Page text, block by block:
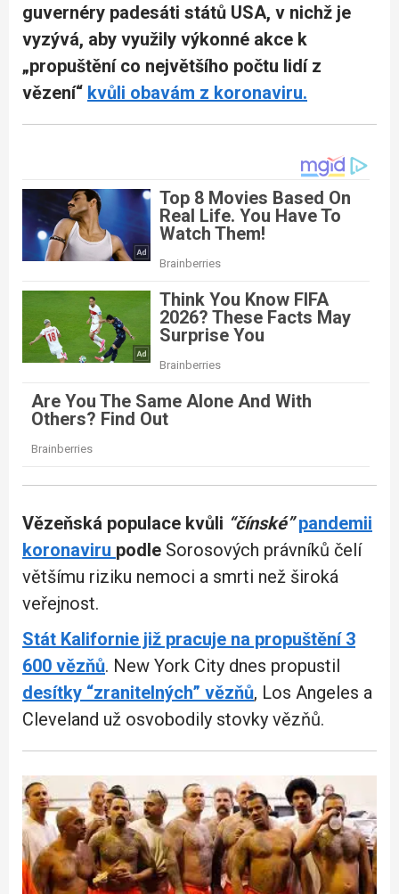
guvernéry padesáti států USA, v nichž je
vyzývá, aby využily výkonné akce k
„propuštění co největšího počtu lidí z
vězení“ kvůli obavám z koronaviru.
Vězeňská populace kvůli “čínské” pandemii
koronaviru podle Sorosových právníků čelí
většímu riziku nemoci a smrti než široká
veřejnost.
Stát Kalifornie již pracuje na propuštění 3
600 vězňů. New York City dnes propustil
desítky “zranitelných” vězňů, Los Angeles a
Cleveland už osvobodily stovky vězňů.